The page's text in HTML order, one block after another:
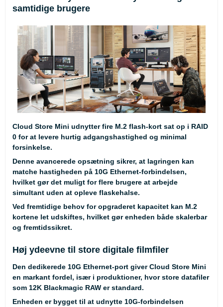
samtidige brugere
Cloud Store Mini udnytter fire M.2 flash-kort sat op i RAID
0 for at levere hurtig adgangshastighed og minimal
forsinkelse.
Denne avancerede opsætning sikrer, at lagringen kan
matche hastigheden på 10G Ethernet-forbindelsen,
hvilket gør det muligt for flere brugere at arbejde
simultant uden at opleve flaskehalse.
Ved fremtidige behov for opgraderet kapacitet kan M.2
kortene let udskiftes, hvilket gør enheden både skalerbar
og fremtidssikret.
Høj ydeevne til store digitale filmfiler
Den dedikerede 10G Ethernet-port giver Cloud Store Mini
en markant fordel, især i produktioner, hvor store datafiler
som 12K Blackmagic RAW er standard.
Enheden er bygget til at udnytte 10G-forbindelsen